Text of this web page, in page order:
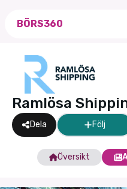
BÖRS360
Ramlösa
Dela Följ
Översikt